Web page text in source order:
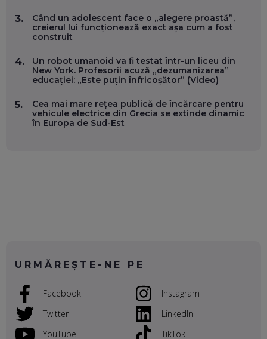
EP. 57
EFICIENT VIAȚA ONLINE. ȘI CARE SUNT PRIMII PAȘI ÎNTR-O
CARIERĂ DE „HACKER CU PERMIS”
EP. 56
DOINA VÎLCEANU, CONTENTSPEED: VREI SUCCES ONLINE?
ÎNVAȚĂ AEO ȘI GEO!
VOICU OPREAN (AROBS): CUM CONSTRUIEȘTI O COMPANIE
GLOBALĂ, FĂRĂ SĂ PIERZI LEGĂTURA CU COMUNITATEA
TA LOCALĂ - ȘI CE SĂ DAI ÎNAPOI
EP. 52
3.
Când un adolescent face o „alegere proastă”,
creierul lui funcționează exact așa cum a fost
construit
4.
Un robot umanoid va fi testat într-un liceu din
New York. Profesorii acuză „dezumanizarea”
educației: „Este puțin înfricoșător” (Video)
5.
Cea mai mare rețea publică de încărcare pentru
vehicule electrice din Grecia se extinde dinamic
în Europa de Sud-Est
URMĂREȘTE-NE PE
Facebook
Twitter
YouTube
Instagram
LinkedIn
TikTok